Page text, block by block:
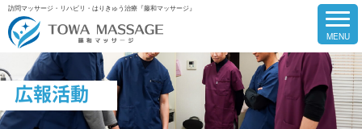
訪問マッサージ・リハビリ・はりきゅう治療『藤和マッサージ』
広報活動